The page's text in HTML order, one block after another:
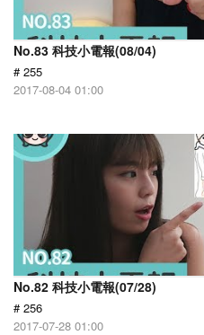
No.83 科技小電報(08/04)
# 255
2017-08-04 01:00
No.82 科技小電報(07/28)
# 256
2017-07-28 01:00